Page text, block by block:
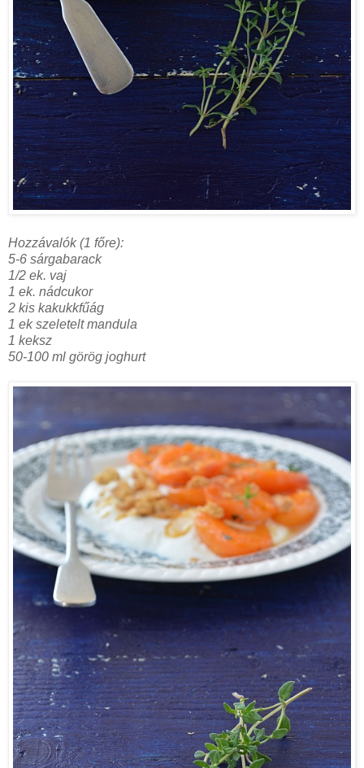
Hozzávalók (1 főre):
5-6 sárgabarack
1/2 ek. vaj
1 ek. nádcukor
2 kis kakukkfűág
1 ek szeletelt mandula
1 keksz
50-100 ml görög joghurt